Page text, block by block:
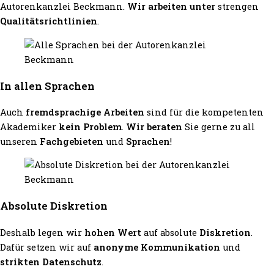
Autorenkanzlei Beckmann. Wir arbeiten unter strengen
Qualitätsrichtlinien.
In allen Sprachen
Auch fremdsprachige Arbeiten sind für die kompetenten
Akademiker kein Problem. Wir beraten Sie gerne zu all
unseren Fachgebieten und Sprachen!
Absolute Diskretion
Deshalb legen wir hohen Wert auf absolute Diskretion.
Dafür setzen wir auf anonyme Kommunikation und
strikten Datenschutz.